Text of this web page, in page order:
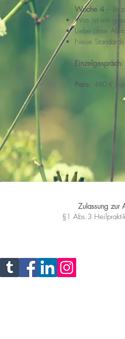
Woche 4 –
Was ist ein
Liebe ohne
Neue
Einzelgespräch:
Preis: 480 €
Zulassung zur
§1 Abs.3